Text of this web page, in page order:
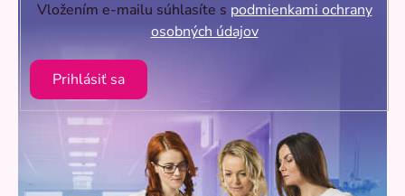
Vložením e-mailu súhlasíte s podmienkami ochrany
osobných údajov
Prihlásiť sa